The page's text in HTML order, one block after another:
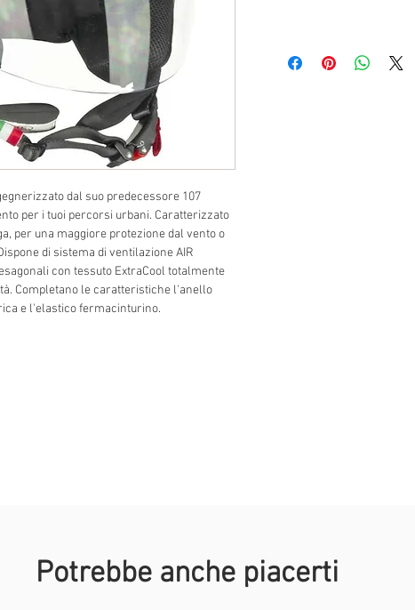
dal suo predecessore 107
per i tuoi percorsi urbani. Caratterizzato
per una maggiore protezione dal vento o
di sistema di ventilazione AIR
con tessuto ExtraCool totalmente
Completano le caratteristiche l'anello
e l'elastico fermacinturino.
Potrebbe anche piacerti